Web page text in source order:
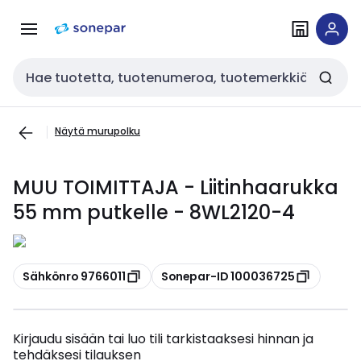
navigointiinsisältöön
Haku
Näytä murupolku
MUU TOIMITTAJA - Liitinhaarukka
55 mm putkelle - 8WL2120-4
Kopioi
Sähkönro 9766011 Kopioi
Sonepar-ID 100036725
Kirjaudu sisään tai luo tili tarkistaaksesi hinnan ja
tehdäksesi tilauksen